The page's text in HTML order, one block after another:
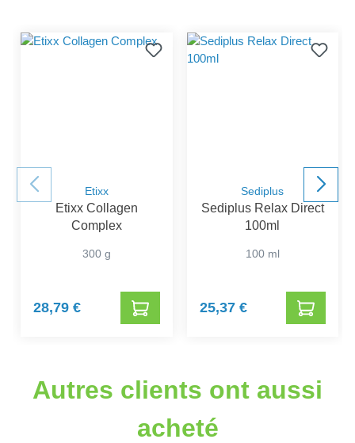
Etixx
Etixx Collagen
Complex
300 g
28,79 €
Sediplus
Sediplus Relax Direct
100ml
100 ml
25,37 €
Autres clients ont aussi
acheté